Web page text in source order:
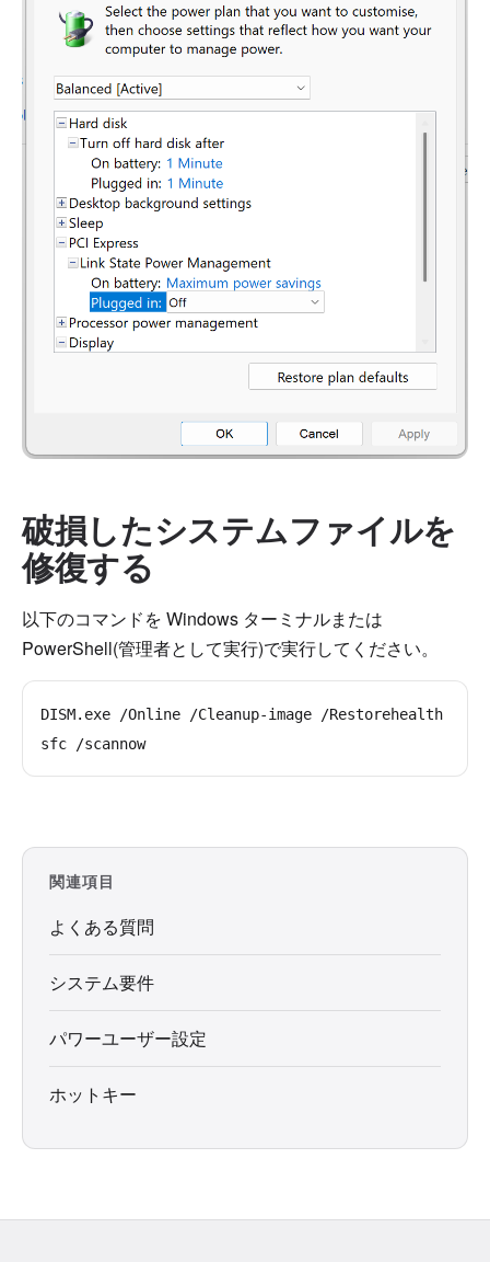
破損したシステムファイルを
修復する
以下のコマンドを Windows ターミナルまたは
PowerShell(管理者として実行)で実行してください。
DISM.exe /Online /Cleanup-image /Restorehealth
関連項目
よくある質問
システム要件
パワーユーザー設定
ホットキー